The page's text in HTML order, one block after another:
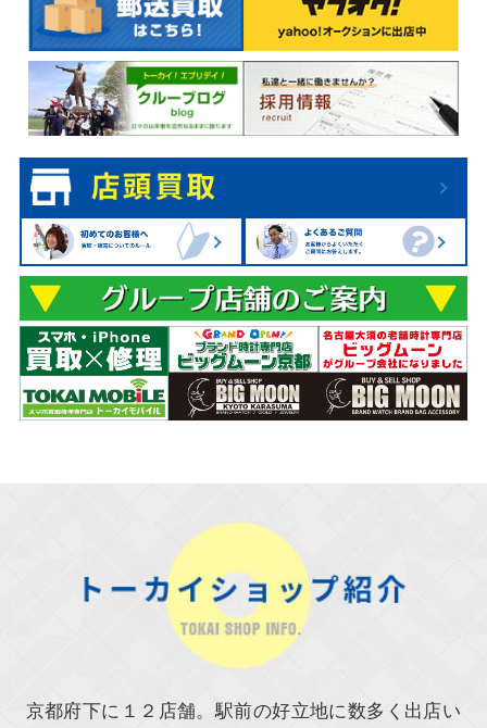
京都府下に１２店舗。駅前の好立地に数多く出店い